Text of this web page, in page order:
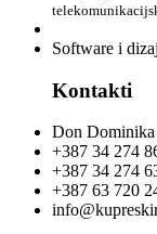
Software i
Kontakti
Don
+387 34 274
+387 34 274
+387 63 720